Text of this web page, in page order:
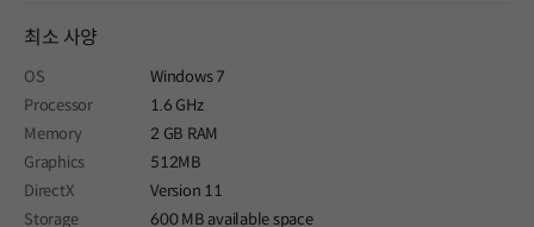
최소 사양
OS
Windows 7
Processor
1.6 GHz
Memory
2 GB RAM
Graphics
512MB
DirectX
Version 11
Storage
600 MB available space